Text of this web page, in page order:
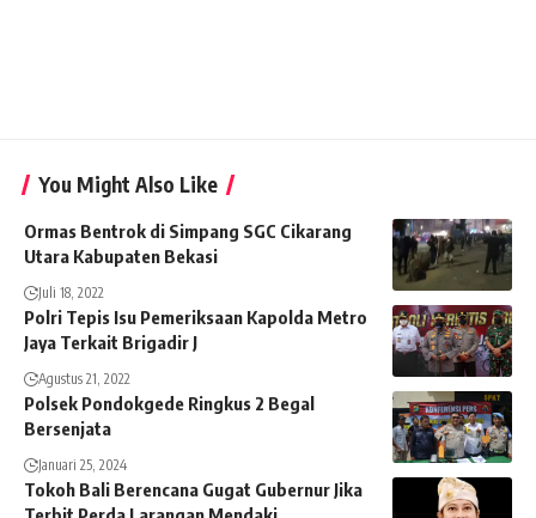
You Might Also Like
Ormas Bentrok di Simpang SGC Cikarang
Utara Kabupaten Bekasi
Juli 18, 2022
Polri Tepis Isu Pemeriksaan Kapolda Metro
Jaya Terkait Brigadir J
Agustus 21, 2022
Polsek Pondokgede Ringkus 2 Begal
Bersenjata
Januari 25, 2024
Tokoh Bali Berencana Gugat Gubernur Jika